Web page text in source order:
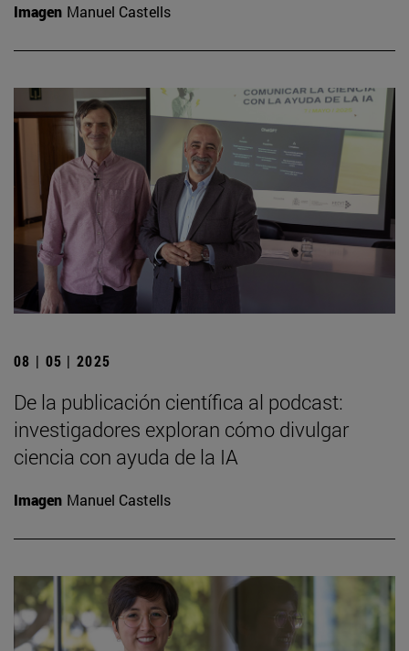
Imagen Manuel Castells
08 | 05 | 2025
De la publicación científica al podcast:
investigadores exploran cómo divulgar
ciencia con ayuda de la IA
Imagen Manuel Castells